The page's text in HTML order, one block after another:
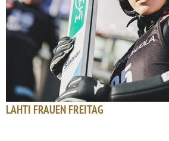
LAHTI FRAUEN FREITAG